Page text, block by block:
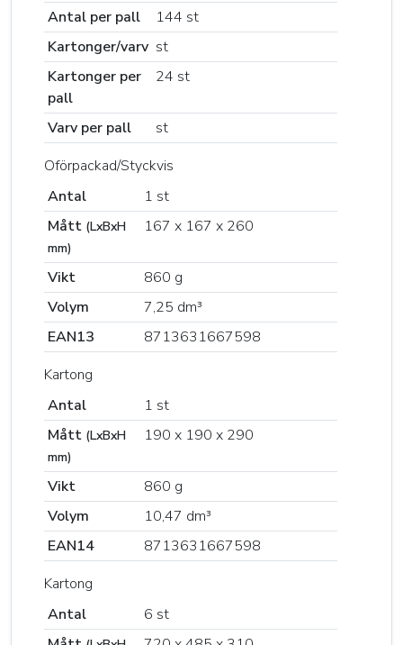
Antal per pall
144 st
Kartonger/varv st
Kartonger per
pall
24 st
Varv per pall
st
Oförpackad/Styckvis
Antal
1 st
Mått (LxBxH
mm)
167 x 167 x 260
Vikt
860 g
Volym
7,25 dm³
EAN13
8713631667598
Kartong
Antal
1 st
Mått (LxBxH
mm)
190 x 190 x 290
Vikt
860 g
Volym
10,47 dm³
EAN14
8713631667598
Kartong
Antal
6 st